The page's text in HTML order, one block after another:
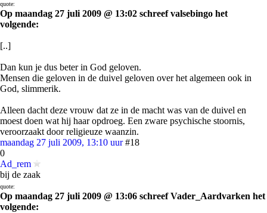
quote:
Op maandag 27 juli 2009 @ 13:02 schreef valsebingo het
volgende:
[..]
Dan kun je dus beter in God geloven.
Mensen die geloven in de duivel geloven over het algemeen ook in
God, slimmerik.
Alleen dacht deze vrouw dat ze in de macht was van de duivel en
moest doen wat hij haar opdroeg. Een zware psychische stoornis,
veroorzaakt door religieuze waanzin.
maandag 27 juli 2009, 13:10 uur #18
0
Ad_rem
bij de zaak
quote:
Op maandag 27 juli 2009 @ 13:06 schreef Vader_Aardvarken het
volgende: